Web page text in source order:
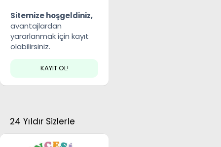
Sitemize hoşgeldiniz,
avantajlardan
yararlanmak için kayıt
olabilirsiniz.
KAYIT OL!
24 Yıldır Sizlerle